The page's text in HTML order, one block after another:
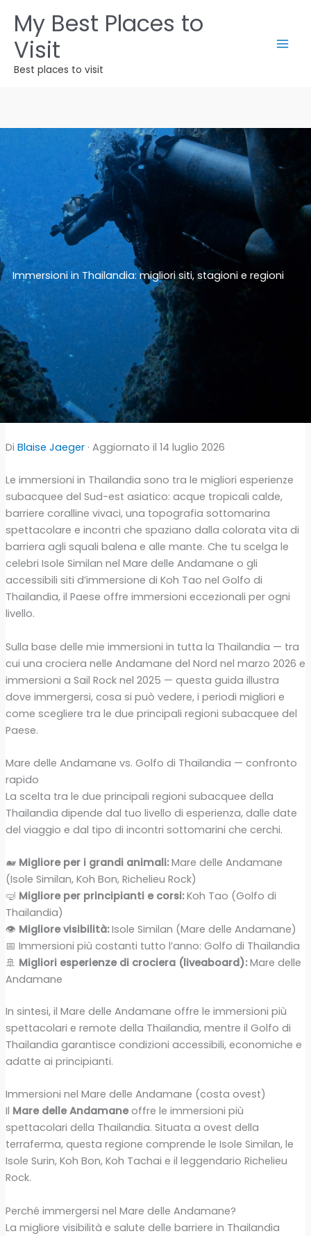
contenuto
My Best Places to
Visit
Best places to visit
Immersioni in Thailandia: migliori siti, stagioni e regioni
Di Blaise Jaeger· Aggiornato il 14 luglio 2026
Le immersioni in Thailandia sono tra le migliori esperienze
subacquee del Sud-est asiatico: acque tropicali calde,
barriere coralline vivaci, una topografia sottomarina
spettacolare e incontri che spaziano dalla colorata vita di
barriera agli squali balena e alle mante. Che tu scelga le
celebri Isole Similan nel Mare delle Andamane o gli
accessibili siti d’immersione di Koh Tao nel Golfo di
Thailandia, il Paese offre immersioni eccezionali per ogni
livello.
Sulla base delle mie immersioni in tutta la Thailandia — tra
cui una crociera nelle Andamane del Nord nel marzo 2026 e
immersioni a Sail Rock nel 2025 — questa guida illustra
dove immergersi, cosa si può vedere, i periodi migliori e
come scegliere tra le due principali regioni subacquee del
Paese.
Mare delle Andamane vs. Golfo di Thailandia — confronto
rapido
La scelta tra le due principali regioni subacquee della
Thailandia dipende dal tuo livello di esperienza, dalle date
del viaggio e dal tipo di incontri sottomarini che cerchi.
🐋 Migliore per i grandi animali:Mare delle Andamane
(Isole Similan, Koh Bon, Richelieu Rock)
🤿 Migliore per principianti e corsi:Koh Tao (Golfo di
Thailandia)
👁️ Migliore visibilità:Isole Similan (Mare delle Andamane)
📅 Immersioni più costanti tutto l’anno: Golfo di Thailandia
🚢 Migliori esperienze di crociera (liveaboard):Mare delle
Andamane
In sintesi, il Mare delle Andamane offre le immersioni più
spettacolari e remote della Thailandia, mentre il Golfo di
Thailandia garantisce condizioni accessibili, economiche e
adatte ai principianti.
Immersioni nel Mare delle Andamane (costa ovest)
Il Mare delle Andamaneoffre le immersioni più
spettacolari della Thailandia. Situata a ovest della
terraferma, questa regione comprende le Isole Similan, le
Isole Surin, Koh Bon, Koh Tachai e il leggendario Richelieu
Rock.
Perché immergersi nel Mare delle Andamane?
La migliore visibilità e salute delle barriere in Thailandia